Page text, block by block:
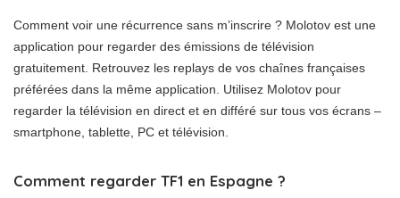
Comment voir une récurrence sans m’inscrire ? Molotov est une
application pour regarder des émissions de télévision
gratuitement. Retrouvez les replays de vos chaînes françaises
préférées dans la même application. Utilisez Molotov pour
regarder la télévision en direct et en différé sur tous vos écrans –
smartphone, tablette, PC et télévision.
Comment regarder TF1 en Espagne ?